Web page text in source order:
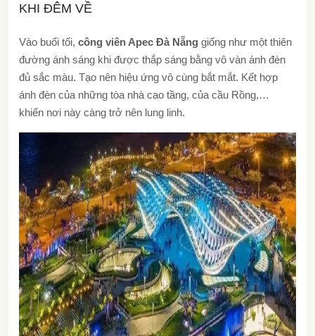
KHI ĐÊM VỀ
Vào buổi tối, công viên Apec Đà Nẵng giống như một thiên
đường ánh sáng khi được thắp sáng bằng vô vàn ánh đèn
đủ sắc màu. Tạo nên hiệu ứng vô cùng bắt mắt. Kết hợp
ánh đèn của những tòa nhà cao tầng, của cầu Rồng,…
khiến nơi này càng trở nên lung linh.